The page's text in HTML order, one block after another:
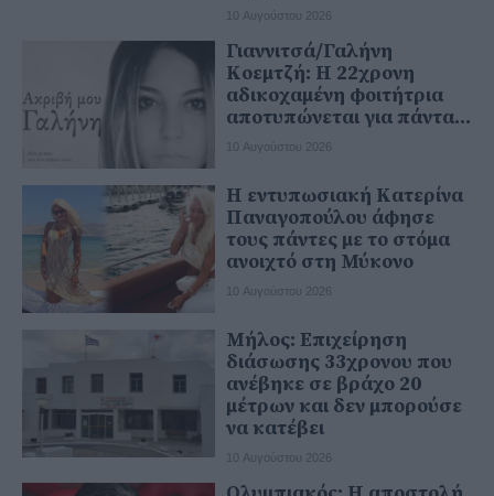
10 Αυγούστου 2026
Γιαννιτσά/Γαλήνη
Κοεμτζή: Η 22χρονη
αδικοχαμένη φοιτήτρια
αποτυπώνεται για πάντα...
10 Αυγούστου 2026
Η εντυπωσιακή Κατερίνα
Παναγοπούλου άφησε
τους πάντες με το στόμα
ανοιχτό στη Μύκονο
10 Αυγούστου 2026
Μήλος: Επιχείρηση
διάσωσης 33χρονου που
ανέβηκε σε βράχο 20
μέτρων και δεν μπορούσε
να κατέβει
10 Αυγούστου 2026